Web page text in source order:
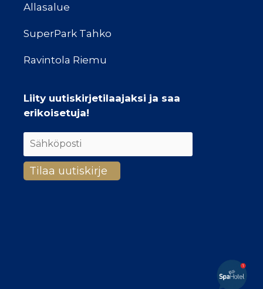
Allasalue
SuperPark Tahko
Ravintola Riemu
Liity uutiskirjetilaajaksi ja saa
erikoisetuja!